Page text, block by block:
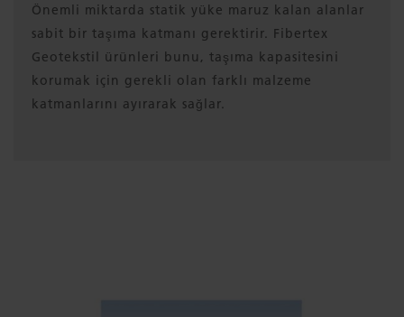
Önemli miktarda statik yüke maruz kalan alanlar
sabit bir taşıma katmanı gerektirir. Fibertex
Geotekstil ürünleri bunu, taşıma kapasitesini
korumak için gerekli olan farklı malzeme
katmanlarını ayırarak sağlar.